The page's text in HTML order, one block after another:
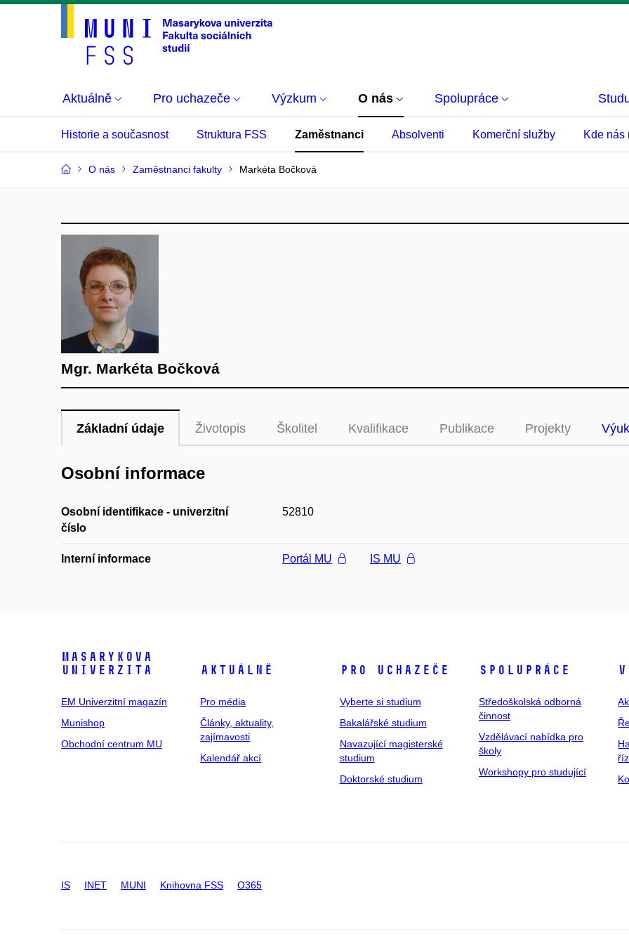
Aktuálně Pro uchazeče Výzkum O nás Spolupráce
Historie a současnost Struktura FSS Zaměstnanci Absolventi Komerční služby Kde nás
O nás Zaměstnanci fakulty Markéta Bočková
Mgr. Markéta Bočková
Základní údaje Životopis Školitel Kvalifikace Publikace Projekty
Osobní informace
Osobní identifikace - univerzitní
číslo
52810
Interní informace Portál MU IS MU
Masarykova
univerzita
EM Univerzitní magazín
Munishop
Obchodní centrum MU
Aktuálně
Pro média
Články, aktuality,
zajímavosti
Kalendář akcí
Pro uchazeče
Vyberte si studium
Bakalářské studium
Navazující magisterské
studium
Doktorské studium
Spolupráce
Středoškolská odborná
činnost
Vzdělávací nabídka pro
školy
Workshopy pro studující
IS INET MUNI Knihovna FSS O365